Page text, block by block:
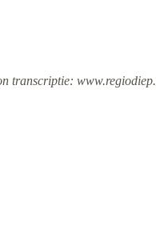
transcriptie: